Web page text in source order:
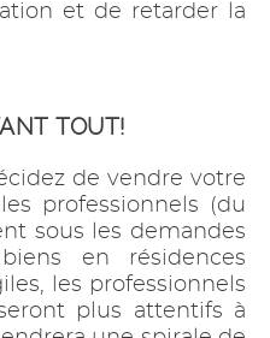
et de retarder la
TOUT!
de vendre votre
professionnels (du
sous les demandes
en résidences
les professionnels
plus attentifs à